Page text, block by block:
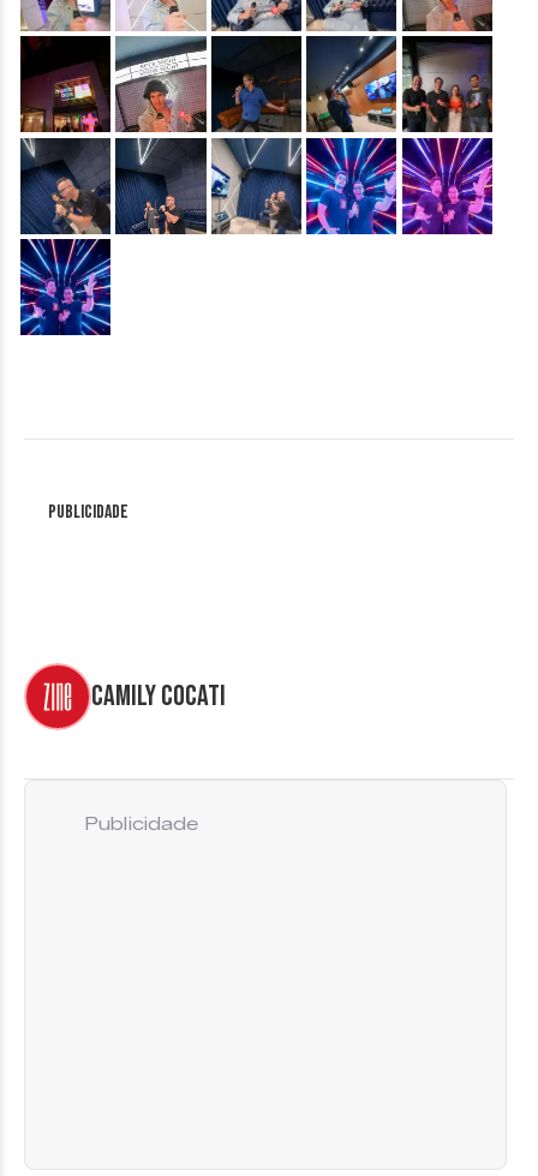
&nbsp; &nbsp; &nbsp; &nbsp;
&nbsp; &nbsp; &nbsp; &nbsp; &nbsp;
&nbsp;
Publicidade
Camily Cocati
Publicidade